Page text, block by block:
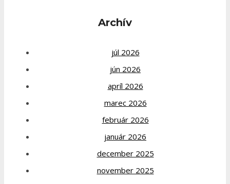
Archív
júl 2026
jún 2026
apríl 2026
marec 2026
február 2026
január 2026
december 2025
november 2025